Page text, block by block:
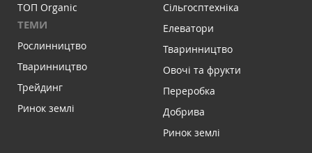
ТОП Organic
ТЕМИ
Рослинництво
Тваринництво
Трейдинг
Ринок землі
Сільгосптехніка
Елеватори
Тваринництво
Овочі та фрукти
Переробка
Добрива
Ринок землі